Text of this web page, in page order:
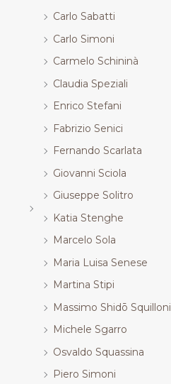
Carlo Sabatti
Carlo Simoni
Carmelo Schininà
Claudia Speziali
Enrico Stefani
Fabrizio Senici
Fernando Scarlata
Giovanni Sciola
Giuseppe Solitro
Katia Stenghe
Marcelo Sola
Maria Luisa Senese
Martina Stipi
Massimo Shidō Squilloni
Michele Sgarro
Osvaldo Squassina
Piero Simoni